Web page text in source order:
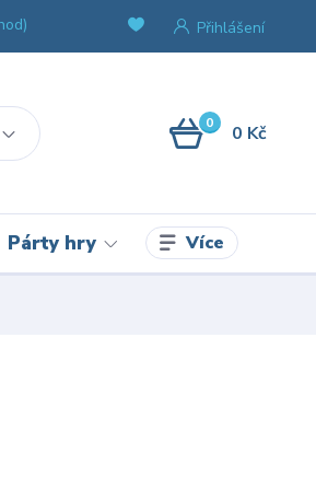
Přihlášení
0 0 Kč
Párty hry Více